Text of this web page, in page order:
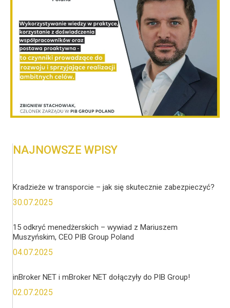
NAJNOWSZE WPISY
Kradzieże w transporcie – jak się skutecznie zabezpieczyć?
30.07.2025
15 odkryć menedżerskich – wywiad z Mariuszem
Muszyńskim, CEO PIB Group Poland
04.07.2025
inBroker NET i mBroker NET dołączyły do PIB Group!
02.07.2025